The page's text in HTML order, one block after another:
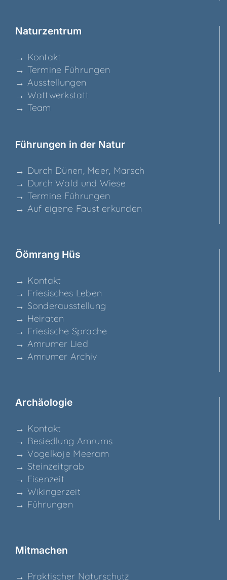
Natur­zen­trum
→ Kon­takt
→ Ter­mi­ne Führungen
→ Aus­stel­lun­gen
→ Watt­werk­statt
→ Team
Füh­run­gen in der Natur
→ Durch Dünen, Meer, Marsch
→ Durch Wald und Wiese
→ Ter­mi­ne Führungen
→ Auf eige­ne Faust erkunden
Ööm­rang Hüs
→ Kon­takt
→ Frie­si­sches Leben
→ Son­der­aus­stel­lung
→ Hei­ra­ten
→ Frie­si­sche Sprache
→ Amru­mer Lied
→ Amru­mer Archiv
Archäo­lo­gie
→ Kon­takt
→ Besied­lung Amrums
→ Vogel­ko­je Meeram
→ Stein­zeit­grab
→ Eisen­zeit
→ Wikin­ger­zeit
→ Füh­run­gen
Mit­ma­chen
→ Prak­ti­scher Naturschutz